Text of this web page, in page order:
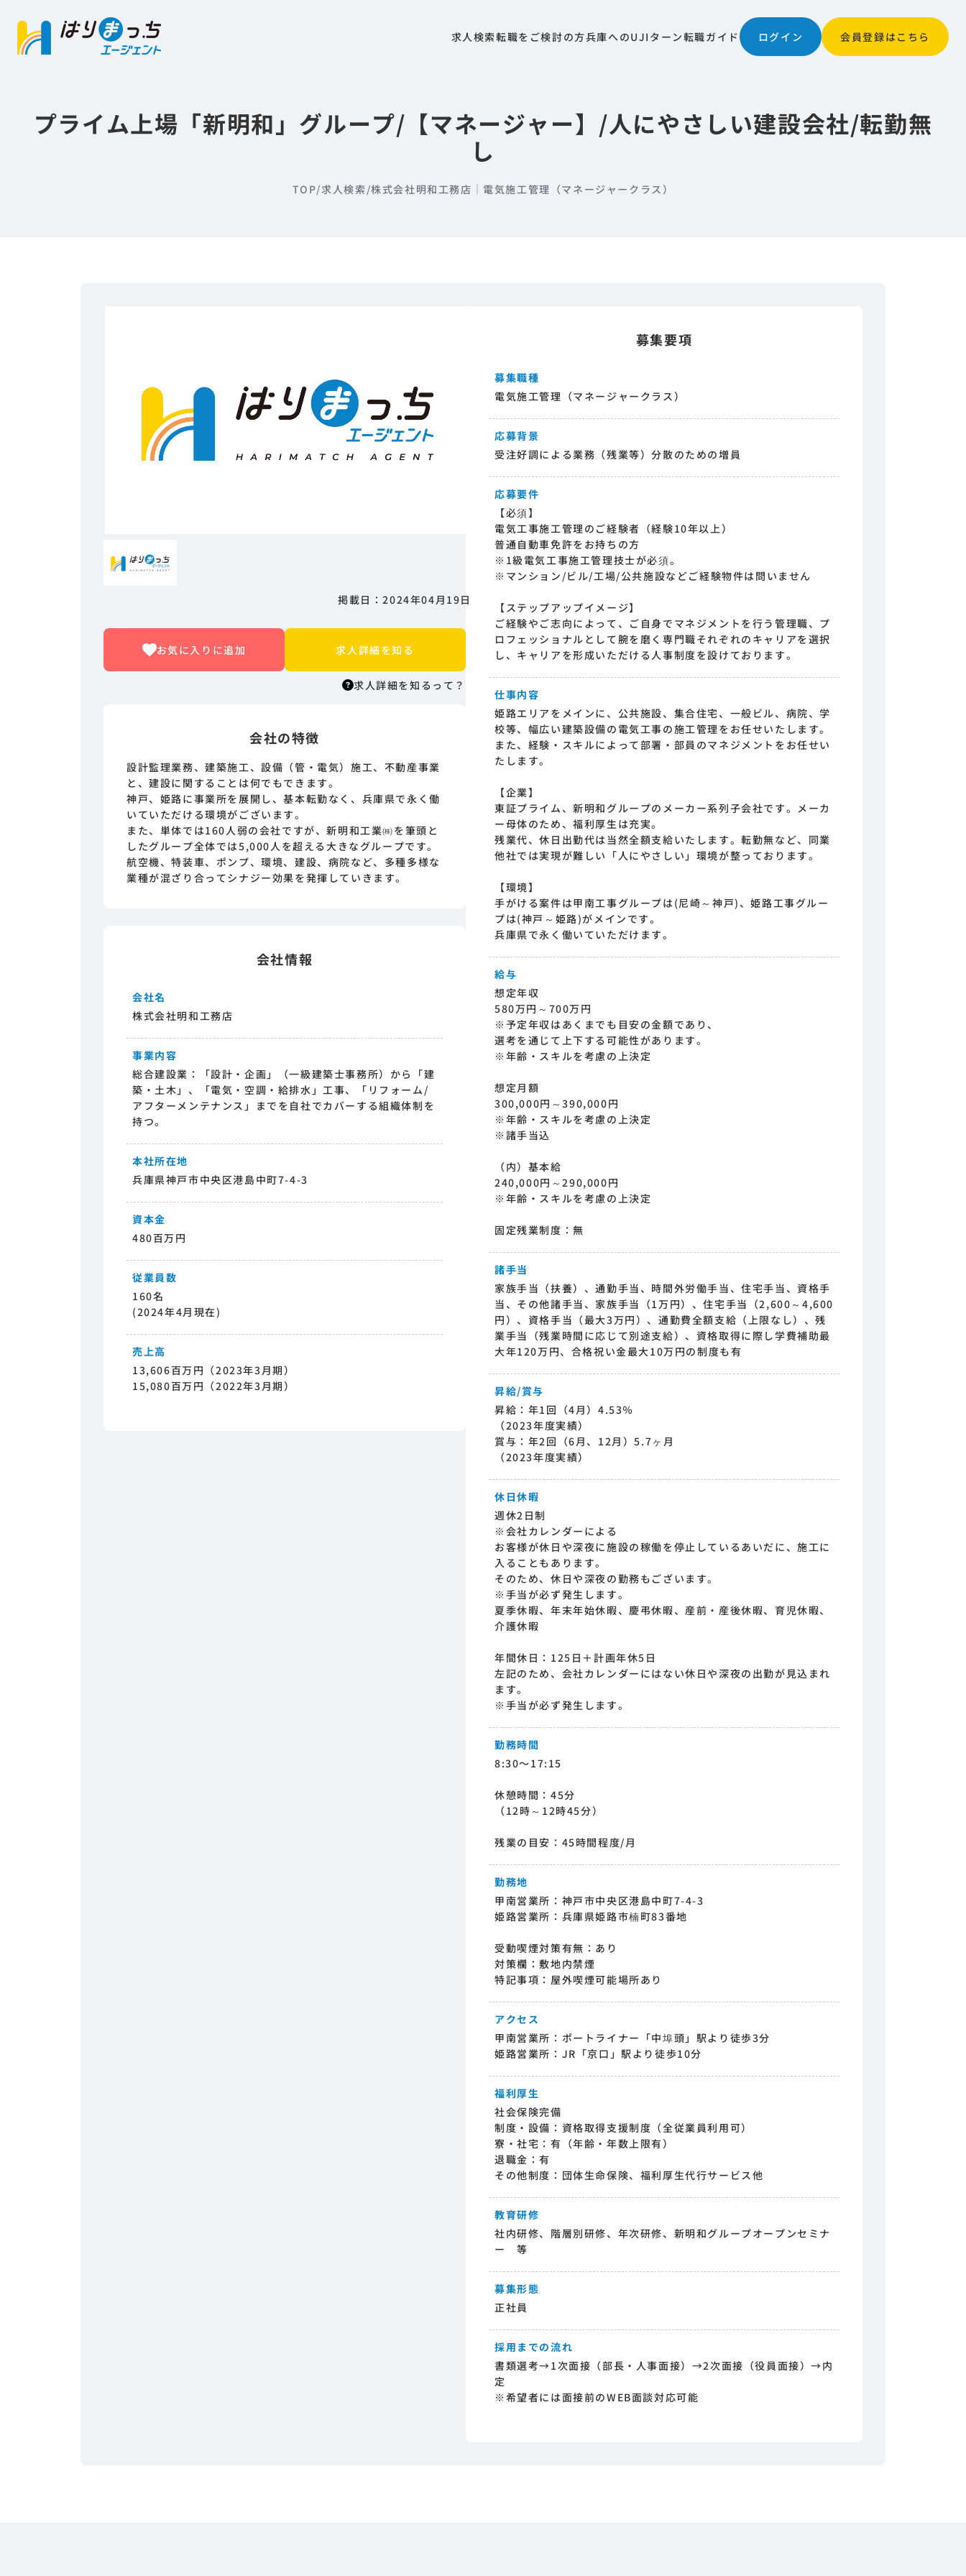
プライム上場「新明和」グループ/【マネージャー】/人にやさしい建設会社/転勤無
し
TOP/求人検索 /株式会社明和工務店｜電気施工管理（マネージャークラス）
求人検索転職をご検討の方兵庫へのUJIターン転職ガイド ログイン 会員登録はこちら
掲載日：2024年04月19日
お気に入りに追加 求人詳細を知る
求人詳細を知るって？
求人詳細を知るって？
はりまっちエージェントはエージェント
型の求人紹介サービスのため、 応募に際
してはまずエージェントとの面談が必要
になります。そのためまずは求人への興
味有無を面談等で確認致します。その後
正式な求人応募へと進んでいただきま
す。
会社の特徴
設計監理業務、建築施工、設備（管・電気）施工、不動産事業
と、建設に関することは何でもできます。
神戸、姫路に事業所を展開し、基本転勤なく、兵庫県で永く働
いていただける環境がございます。
また、単体では160人弱の会社ですが、新明和工業㈱を筆頭と
したグループ全体では5,000人を超える大きなグループです。
航空機、特装車、ポンプ、環境、建設、病院など、多種多様な
業種が混ざり合ってシナジー効果を発揮していきます。
会社情報
会社名
株式会社明和工務店
事業内容
総合建設業：「設計・企画」（一級建築士事務所）から「建
築・土木」、「電気・空調・給排水」工事、「リフォーム/
アフターメンテナンス」までを自社でカバーする組織体制を
持つ。
本社所在地
兵庫県神戸市中央区港島中町7-4-3
資本金
480百万円
従業員数
160名
(2024年4月現在)
売上高
13,606百万円（2023年3月期）
15,080百万円（2022年3月期）
募集要項
募集職種
電気施工管理（マネージャークラス）
応募背景
受注好調による業務（残業等）分散のための増員
応募要件
【必須】
電気工事施工管理のご経験者（経験10年以上）
普通自動車免許をお持ちの方
※1級電気工事施工管理技士が必須。
※マンション/ビル/工場/公共施設などご経験物件は問いません
【ステップアップイメージ】
ご経験やご志向によって、ご自身でマネジメントを行う管理職、プ
ロフェッショナルとして腕を磨く専門職それぞれのキャリアを選択
し、キャリアを形成いただける人事制度を設けております。
仕事内容
姫路エリアをメインに、公共施設、集合住宅、一般ビル、病院、学
校等、幅広い建築設備の電気工事の施工管理をお任せいたします。
また、経験・スキルによって部署・部員のマネジメントをお任せい
たします。
【企業】
東証プライム、新明和グループのメーカー系列子会社です。メーカ
ー母体のため、福利厚生は充実。
残業代、休日出勤代は当然全額支給いたします。転勤無など、同業
他社では実現が難しい「人にやさしい」環境が整っております。
【環境】
手がける案件は甲南工事グループは(尼崎～神戸)、姫路工事グルー
プは(神戸～姫路)がメインです。
兵庫県で永く働いていただけます。
給与
想定年収
580万円～700万円
※予定年収はあくまでも目安の金額であり、
選考を通じて上下する可能性があります。
※年齢・スキルを考慮の上決定
想定月額
300,000円～390,000円
※年齢・スキルを考慮の上決定
※諸手当込
（内）基本給
240,000円～290,000円
※年齢・スキルを考慮の上決定
固定残業制度：無
諸手当
家族手当（扶養）、通勤手当、時間外労働手当、住宅手当、資格手
当、その他諸手当、家族手当（1万円）、住宅手当（2,600～4,600
円）、資格手当（最大3万円）、通勤費全額支給（上限なし）、残
業手当（残業時間に応じて別途支給）、資格取得に際し学費補助最
大年120万円、合格祝い金最大10万円の制度も有
昇給/賞与
昇給：年1回（4月）4.53％
（2023年度実績）
賞与：年2回（6月、12月）5.7ヶ月
（2023年度実績）
休日休暇
週休2日制
※会社カレンダーによる
お客様が休日や深夜に施設の稼働を停止しているあいだに、施工に
入ることもあります。
そのため、休日や深夜の勤務もございます。
※手当が必ず発生します。
夏季休暇、年末年始休暇、慶弔休暇、産前・産後休暇、育児休暇、
介護休暇
年間休日：125日＋計画年休5日
左記のため、会社カレンダーにはない休日や深夜の出勤が見込まれ
ます。
※手当が必ず発生します。
勤務時間
8:30〜17:15
休憩時間：45分
（12時～12時45分）
残業の目安：45時間程度/月
勤務地
甲南営業所：神戸市中央区港島中町7-4-3
姫路営業所：兵庫県姫路市楠町83番地
受動喫煙対策有無：あり
対策欄：敷地内禁煙
特記事項：屋外喫煙可能場所あり
アクセス
甲南営業所：ポートライナー「中埠頭」駅より徒歩3分
姫路営業所：JR「京口」駅より徒歩10分
福利厚生
社会保険完備
制度・設備：資格取得支援制度（全従業員利用可）
寮・社宅：有（年齢・年数上限有）
退職金：有
その他制度：団体生命保険、福利厚生代行サービス他
教育研修
社内研修、階層別研修、年次研修、新明和グループオープンセミナ
ー 等
募集形態
正社員
採用までの流れ
書類選考→1次面接（部長・人事面接）→2次面接（役員面接）→内
定
※希望者には面接前のWEB面談対応可能